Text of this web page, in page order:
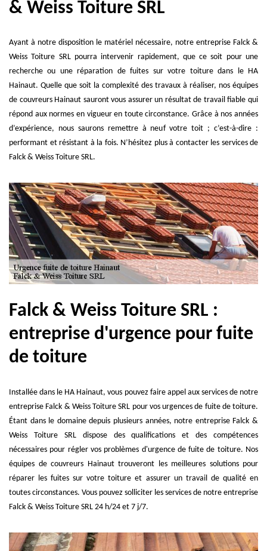
& Weiss Toiture SRL
Ayant à notre disposition le matériel nécessaire, notre entreprise Falck &
Weiss Toiture SRL pourra intervenir rapidement, que ce soit pour une
recherche ou une réparation de fuites sur votre toiture dans le HA
Hainaut. Quelle que soit la complexité des travaux à réaliser, nos équipes
de couvreurs Hainaut sauront vous assurer un résultat de travail fiable qui
répond aux normes en vigueur en toute circonstance. Grâce à nos années
d’expérience, nous saurons remettre à neuf votre toit ; c’est-à-dire :
performant et résistant à la fois. N’hésitez plus à contacter les services de
Falck & Weiss Toiture SRL.
Falck & Weiss Toiture SRL :
entreprise d'urgence pour fuite
de toiture
Installée dans le HA Hainaut, vous pouvez faire appel aux services de notre
entreprise Falck & Weiss Toiture SRL pour vos urgences de fuite de toiture.
Étant dans le domaine depuis plusieurs années, notre entreprise Falck &
Weiss Toiture SRL dispose des qualifications et des compétences
nécessaires pour régler vos problèmes d'urgence de fuite de toiture. Nos
équipes de couvreurs Hainaut trouveront les meilleures solutions pour
réparer les fuites sur votre toiture et assurer un travail de qualité en
toutes circonstances. Vous pouvez solliciter les services de notre entreprise
Falck & Weiss Toiture SRL 24 h/24 et 7 j/7.